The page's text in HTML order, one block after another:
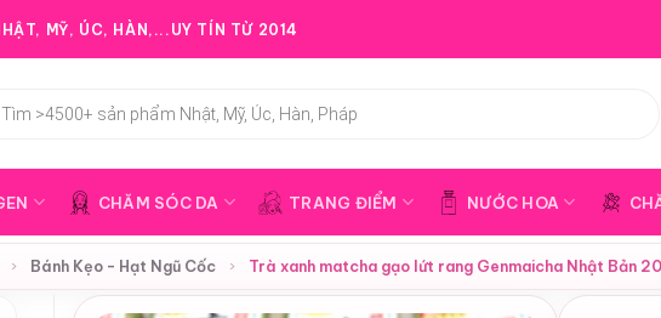
MỸ, ÚC, HÀN,...UY TÍN TỪ 2014
CHĂM SÓC DA TRANG ĐIỂM NƯỚC HOA
› Bánh Kẹo - Hạt Ngũ Cốc › Trà xanh matcha gạo lứt rang Genmaicha Nhật Bản